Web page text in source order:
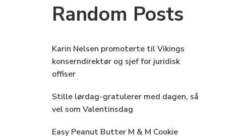
Random Posts
Karin Nelsen promoterte til Vikings
konserndirektør og sjef for juridisk
offiser
Stille lørdag-gratulerer med dagen, så
vel som Valentinsdag
Easy Peanut Butter M & M Cookie